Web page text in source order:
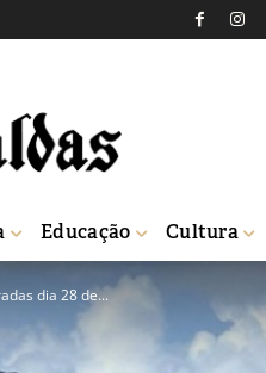
Educação Cultura
dia 28 de...